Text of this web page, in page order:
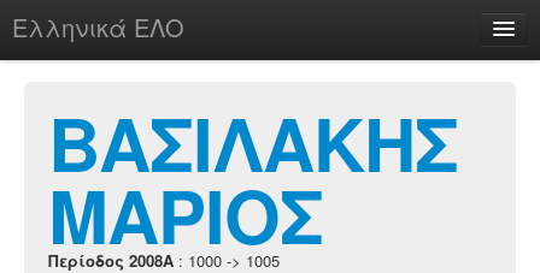
Ελληνικά ΕΛΟ
chesstu.be @ discord
Login
ΒΑΣΙΛΑΚΗΣ
ΜΑΡΙΟΣ
Περίοδος 2008A : 1000 -> 1005